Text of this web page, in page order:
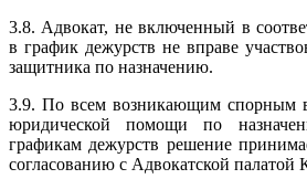
3.8. Адвокат, не включенный в
в график дежурств не вправе
защитника по назначению.
3.9. По всем возникающим спорным
юридической помощи по
графикам дежурств решение
согласованию с Адвокатской палатой